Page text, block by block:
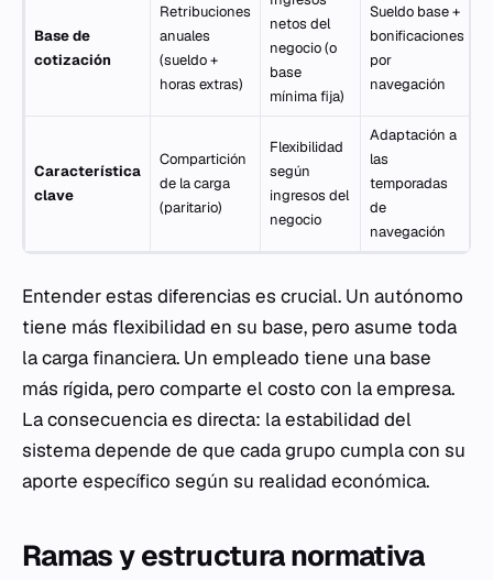
Base de
cotización
Retribuciones
anuales
(sueldo +
horas extras)
netos del
negocio (o
base
mínima fija)
Sueldo base +
bonificaciones
por
navegación
Característica
clave
Compartición
de la carga
(paritario)
Flexibilidad
según
ingresos del
negocio
Adaptación a
las
temporadas
de
navegación
Entender estas diferencias es crucial. Un autónomo
tiene más flexibilidad en su base, pero asume toda
la carga financiera. Un empleado tiene una base
más rígida, pero comparte el costo con la empresa.
La consecuencia es directa: la estabilidad del
sistema depende de que cada grupo cumpla con su
aporte específico según su realidad económica.
Ramas y estructura normativa